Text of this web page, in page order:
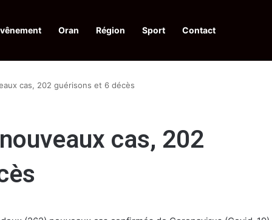
Oran Région Sport Contact
à une action collective
cas, 202 guérisons et 6 décès
cas, 202